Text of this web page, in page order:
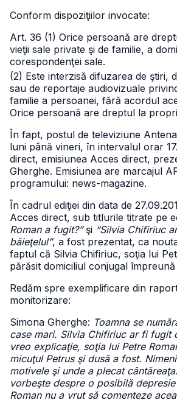
Conform dispoziţiilor invocate:
Art. 36 (1) Orice persoană are
vieţii sale private şi de familie, a
corespondenţei sale.
(2) Este interzisă difuzarea de ştiri,
sau de reportaje audiovizuale
familie a persoanei, fără acordul
Orice persoană are dreptul la
În fapt, postul de televiziune
luni până vineri, în intervalul orar
direct, emisiunea Acces direct,
Gherghe. Emisiunea are marcajul
programului: news-magazine.
În cadrul ediţiei din data de
Acces direct, sub titlurile titrate pe
Roman a fugit?”şi “Silvia Chifiriuc
băieţelul”, a fost prezentat, ca
faptul că Silvia Chifiriuc, soţia lui
părăsit domiciliul conjugal
Redăm spre exemplificare din
monitorizare:
Simona Gherghe: Toamna se
case mari. Silvia Chifiriuc ar fi fugit
vreo explicaţie, soţia lui Petre
micuţul Petrus şi dusă a fost.
motivele şi unde a plecat
vorbeşte despre o posibilă
Roman nu a vrut să comenteze